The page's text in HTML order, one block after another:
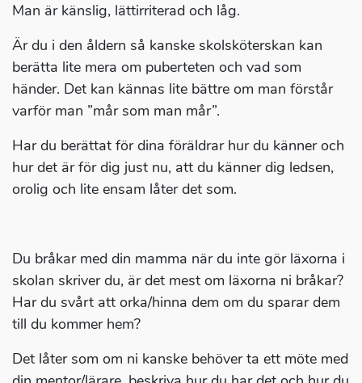
Man är känslig, lättirriterad och låg.
Är du i den åldern så kanske skolsköterskan kan
berätta lite mera om puberteten och vad som
händer. Det kan kännas lite bättre om man förstår
varför man ”mår som man mår”.
Har du berättat för dina föräldrar hur du känner och
hur det är för dig just nu, att du känner dig ledsen,
orolig och lite ensam låter det som.
Du bråkar med din mamma när du inte gör läxorna i
skolan skriver du, är det mest om läxorna ni bråkar?
Har du svårt att orka/hinna dem om du sparar dem
till du kommer hem?
Det låter som om ni kanske behöver ta ett möte med